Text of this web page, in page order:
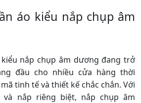
áo kiểu nắp chụp âm
nắp chụp âm dương đang trở
đầu cho nhiều cửa hàng thời
tinh tế và thiết kế chắc chắn. Với
nắp riêng biệt, nắp chụp âm